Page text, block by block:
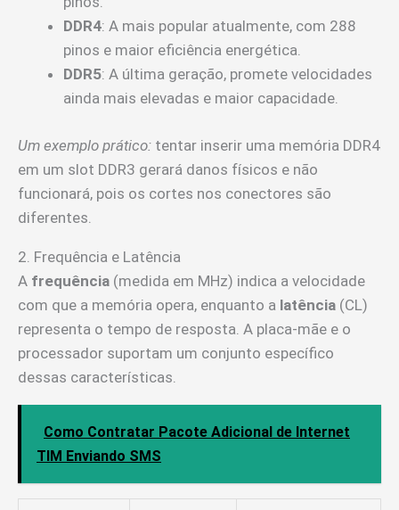
DDR4: A mais popular atualmente, com 288
pinos e maior eficiência energética.
DDR5: A última geração, promete velocidades
ainda mais elevadas e maior capacidade.
Um exemplo prático: tentar inserir uma memória DDR4
em um slot DDR3 gerará danos físicos e não
funcionará, pois os cortes nos conectores são
diferentes.
2. Frequência e Latência
A frequência (medida em MHz) indica a velocidade
com que a memória opera, enquanto a latência (CL)
representa o tempo de resposta. A placa-mãe e o
processador suportam um conjunto específico
dessas características.
Como Contratar Pacote Adicional de Internet
TIM Enviando SMS